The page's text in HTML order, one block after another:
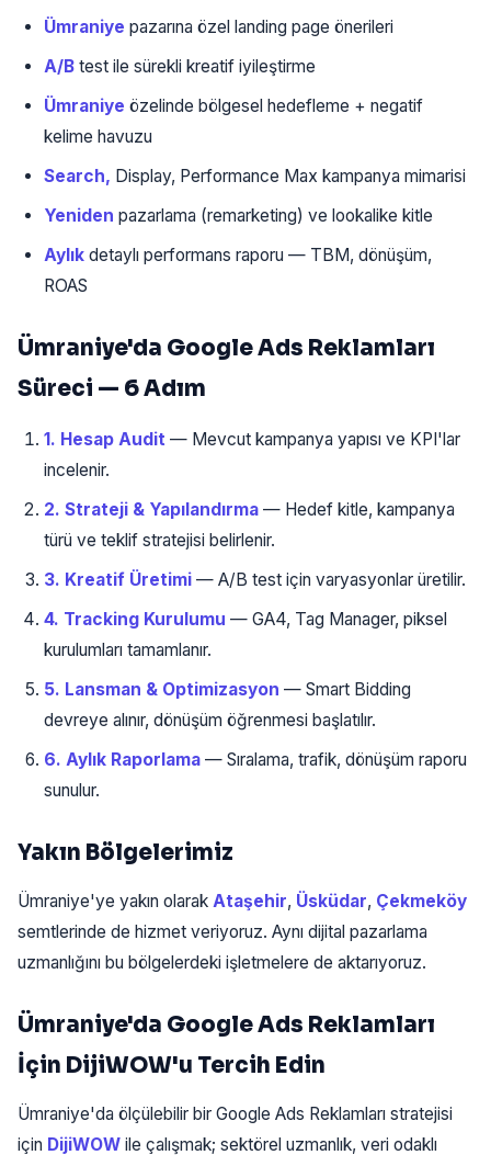
Ümraniye pazarına özel landing page önerileri
A/B test ile sürekli kreatif iyileştirme
Ümraniye özelinde bölgesel hedefleme + negatif
kelime havuzu
Search, Display, Performance Max kampanya mimarisi
Yeniden pazarlama (remarketing) ve lookalike kitle
Aylık detaylı performans raporu — TBM, dönüşüm,
ROAS
Ümraniye'da Google Ads Reklamları
Süreci — 6 Adım
1. Hesap Audit — Mevcut kampanya yapısı ve KPI'lar
incelenir.
2. Strateji & Yapılandırma — Hedef kitle, kampanya
türü ve teklif stratejisi belirlenir.
3. Kreatif Üretimi — A/B test için varyasyonlar üretilir.
4. Tracking Kurulumu — GA4, Tag Manager, piksel
kurulumları tamamlanır.
5. Lansman & Optimizasyon — Smart Bidding
devreye alınır, dönüşüm öğrenmesi başlatılır.
6. Aylık Raporlama — Sıralama, trafik, dönüşüm raporu
sunulur.
Yakın Bölgelerimiz
Ümraniye'ye yakın olarak Ataşehir, Üsküdar, Çekmeköy
semtlerinde de hizmet veriyoruz. Aynı dijital pazarlama
uzmanlığını bu bölgelerdeki işletmelere de aktarıyoruz.
Ümraniye'da Google Ads Reklamları
İçin DijiWOW'u Tercih Edin
Ümraniye'da ölçülebilir bir Google Ads Reklamları stratejisi
için DijiWOW ile çalışmak; sektörel uzmanlık, veri odaklı